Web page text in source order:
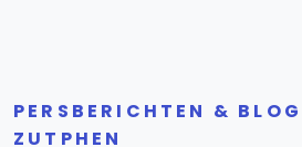
PERSBERICHTEN &
ZUTPHEN